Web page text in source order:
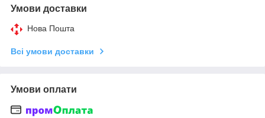
Умови доставки
Нова Пошта
Всі умови доставки
Умови оплати